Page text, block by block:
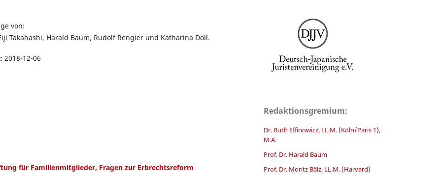
von:
Takahashi, Harald Baum, Rudolf Rengier und Katharina Doll.
2018-12-06
für Familienmitglieder, Fragen zur Erbrechtsreform
Redaktionsgremium:
Dr. Ruth Effinowicz, LL.M. (Köln/Paris 1),
M.A.
Prof. Dr. Harald Baum
Prof. Dr. Moritz Bälz, LL.M. (Harvard)